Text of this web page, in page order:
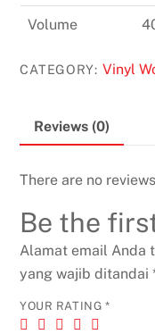
Volume
CATEGORY: Vinyl
Reviews (0)
There are no
Be the
Alamat email Anda
yang wajib ditandai
YOUR RATING *